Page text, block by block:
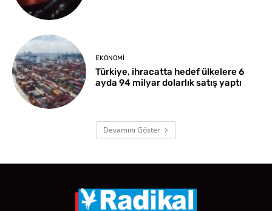
EKONOMI
Türkiye, ihracatta hedef ülkelere 6
ayda 94 milyar dolarlık satış yaptı
Devamını Göster